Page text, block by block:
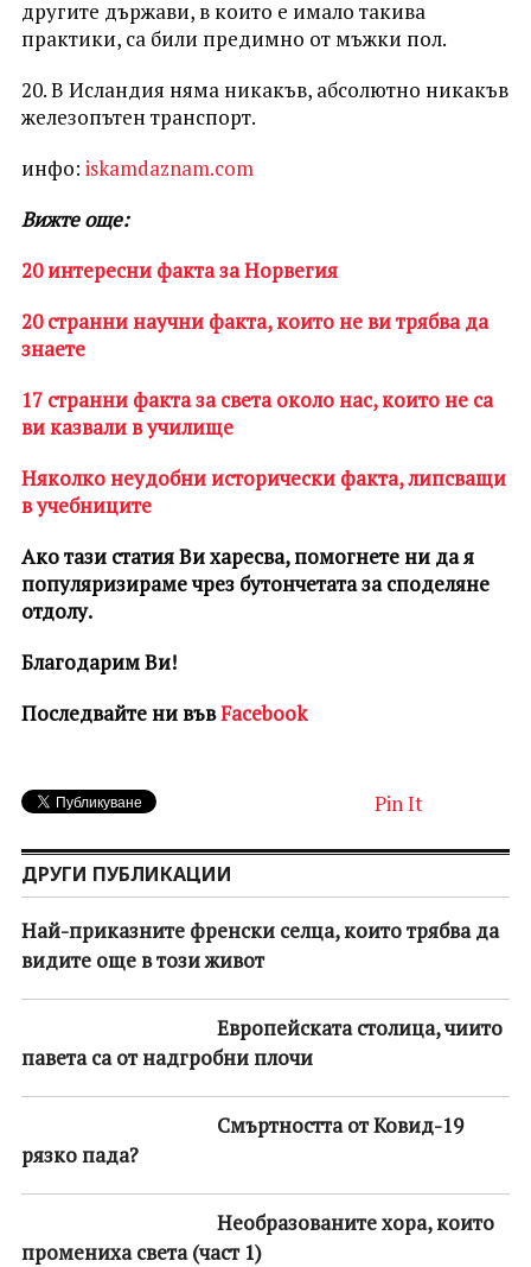
другите държави, в които е имало такива
практики, са били предимно от мъжки пол.
20. В Исландия няма никакъв, абсолютно никакъв
железопътен транспорт.
инфо: iskamdaznam.com
Вижте още:
20 интересни факта за Норвегия
20 странни научни факта, които не ви трябва да
знаете
17 странни факта за света около нас, които не са
ви казвали в училище
Няколко неудобни исторически факта, липсващи
в учебниците
Ако тази статия Ви харесва, помогнете ни да я
популяризираме чрез бутончетата за споделяне
отдолу.
Благодарим Ви!
Последвайте ни въвFacebook
Pin It
ДРУГИ ПУБЛИКАЦИИ
Най-приказните френски селца, които трябва да
видите още в този живот
Европейската столица, чиито
павета са от надгробни плочи
Смъртността от Ковид-19
рязко пада?
Необразованите хора, които
промениха света (част 1)